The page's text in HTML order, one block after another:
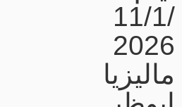
11/1/
2026
ماليزيا